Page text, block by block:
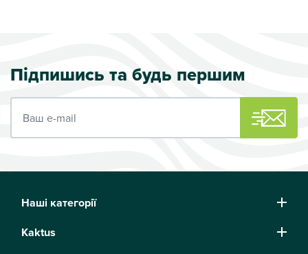
Підпишись та будь першим
Наші категорії
Kaktus